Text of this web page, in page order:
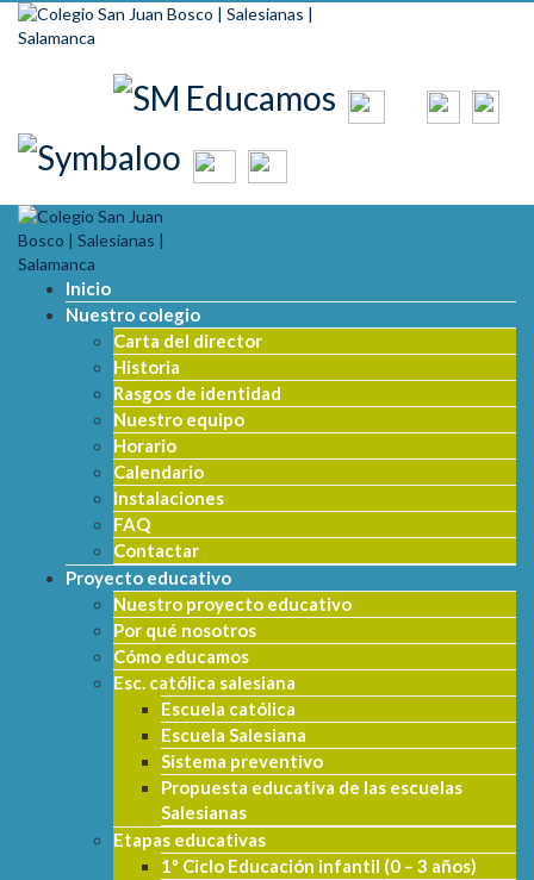
Skip to content
Inicio
Nuestro colegio
Carta del director
Historia
Rasgos de identidad
Nuestro equipo
Horario
Calendario
Instalaciones
FAQ
Contactar
Proyecto educativo
Nuestro proyecto educativo
Por qué nosotros
Cómo educamos
Esc. católica salesiana
Escuela católica
Escuela Salesiana
Sistema preventivo
Propuesta educativa de las escuelas
Salesianas
Etapas educativas
1º Ciclo Educación infantil (0 – 3 años)